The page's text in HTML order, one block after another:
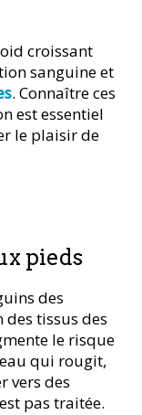
croissant
sanguine et
. Connaître ces
est essentiel
le plaisir de
pieds
des
tissus des
le risque
qui rougit,
vers des
pas traitée.